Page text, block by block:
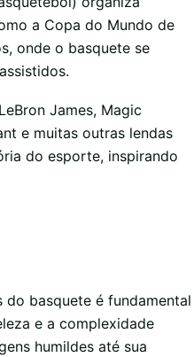
a Copa do Mundo de
onde o basquete se
James, Magic
e muitas outras lendas
do esporte, inspirando
do basquete é fundamental
e a complexidade
humildes até sua